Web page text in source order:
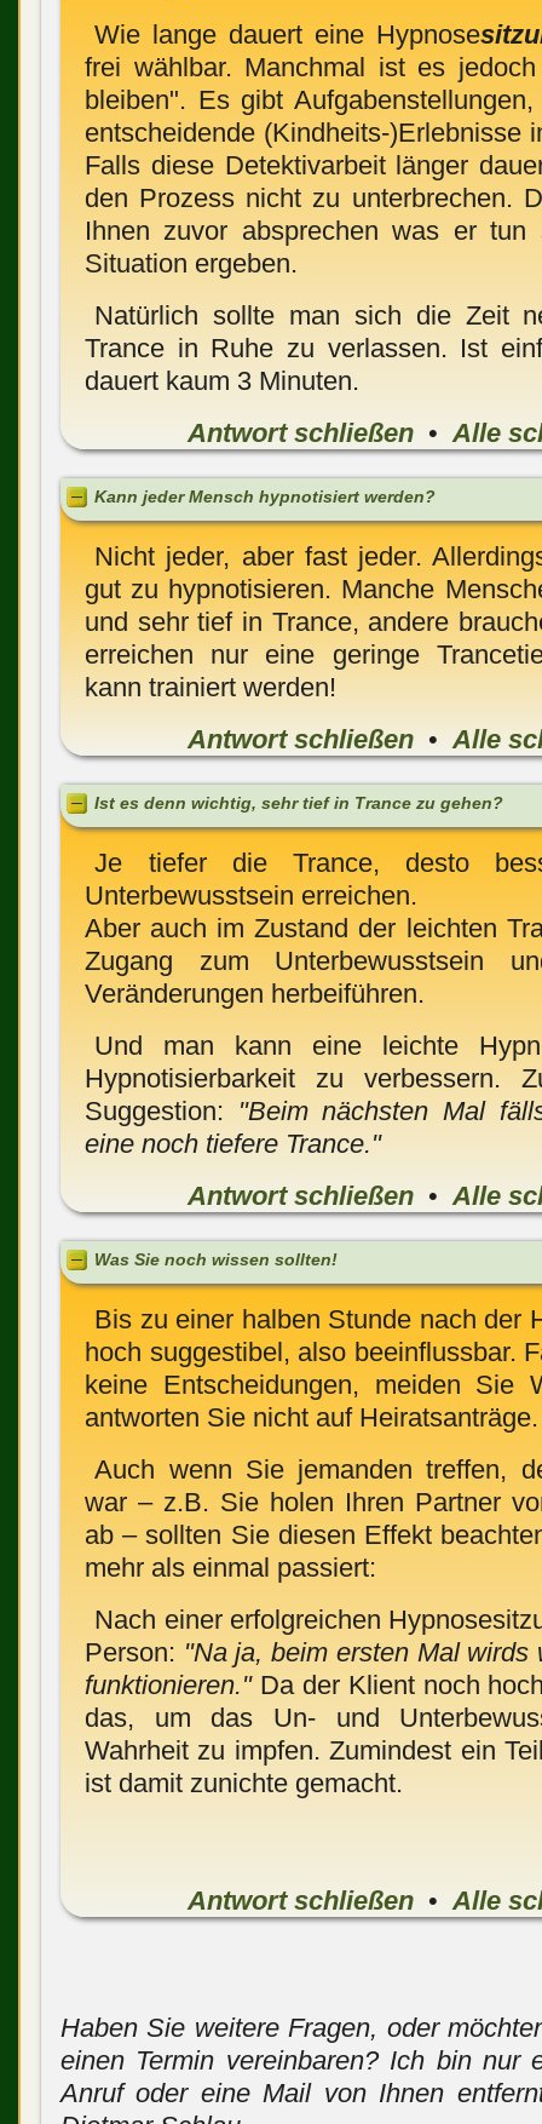
Wie lange dauert eine Hypnose
frei wählbar. Manchmal ist es
bleiben". Es gibt
entscheidende (Kindheits-)Erlebnisse
Falls diese Detektivarbeit länger
den Prozess nicht zu unterbrechen.
Ihnen zuvor absprechen was er
Situation ergeben.
Natürlich sollte man sich die Zeit
Trance in Ruhe zu verlassen. Ist
dauert kaum 3 Minuten.
Antwort schließen •Alle
Kann jeder Mensch hypnotisiert werden?
Nicht jeder, aber fast jeder.
gut zu hypnotisieren. Manche
und sehr tief in Trance, andere
erreichen nur eine geringe
kann trainiert werden!
Antwort schließen •Alle
Ist es denn wichtig, sehr tief in Trance zu gehen?
Je tiefer die Trance, desto
Unterbewusstsein erreichen.
Aber auch im Zustand der leichten
Zugang zum Unterbewusstsein
Veränderungen herbeiführen.
Und man kann eine leichte
Hypnotisierbarkeit zu verbessern.
Suggestion: "Beim nächsten Mal
eine noch tiefere Trance."
Antwort schließen •Alle
Was Sie noch wissen sollten!
Bis zu einer halben Stunde nach der
hoch suggestibel, also be­einflussbar.
keine Entscheidungen, meiden Sie
antworten Sie nicht auf Heiratsanträge.
Auch wenn Sie jemanden treffen,
war – z.B. Sie holen Ihren Partner
ab – sollten Sie diesen Effekt
mehr als einmal passiert:
Nach einer erfolgreichen
Person: "Na ja, beim ersten Mal
funktionieren."Da der Klient noch
das, um das Un- und
Wahrheit zu impfen. Zumindest ein
ist damit zunichte gemacht.
Antwort schließen •Alle
Haben Sie weitere Fragen, oder
einen Termin vereinbaren? Ich bin nur
Anruf oder eine Mail von Ihnen